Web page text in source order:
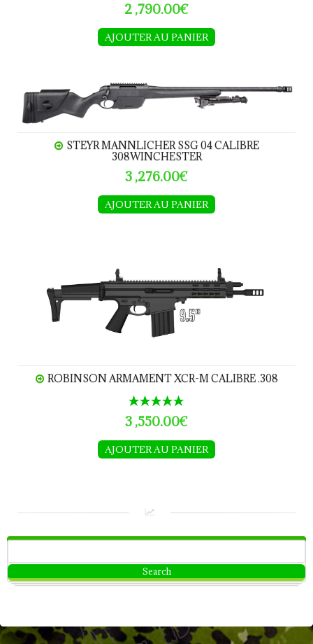
2 ,790.00€
AJOUTER AU PANIER
STEYR MANNLICHER SSG 04 calibre 308Winchester
STEYR MANNLICHER SSG 04 CALIBRE
308WINCHESTER
3 ,276.00€
AJOUTER AU PANIER
ROBINSON ARMAMENT XCR-M CALIBRE .308
3 ,550.00€
AJOUTER AU PANIER